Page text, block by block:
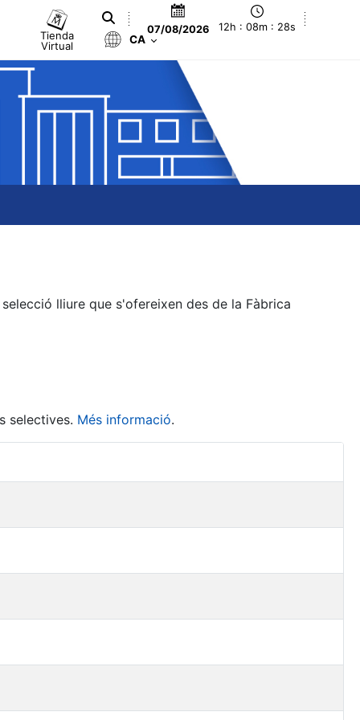
Tienda
Virtual
07/08/2026 12h : 08m : 28s
CA
lliure que s'ofereixen des de la Fàbrica
selectives. Més informació.
Accions